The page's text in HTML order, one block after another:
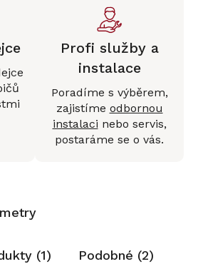
Profi služby a
instalace
Poradíme s výběrem,
zajistíme odbornou
instalaci nebo servis,
postaráme se o vás.
(1) Podobné (2)